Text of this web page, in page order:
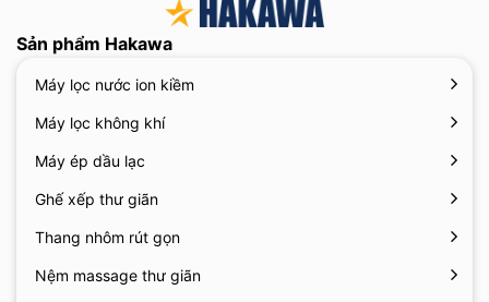
Sản phẩm Hakawa
Máy lọc nước ion kiềm
Máy lọc không khí
Máy ép dầu lạc
Ghế xếp thư giãn
Thang nhôm rút gọn
Nệm massage thư giãn